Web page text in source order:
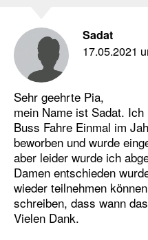
Sadat
17.05.2021
Sehr geehrte Pia,
mein Name ist Sadat.
Buss Fahre Einmal im
beworben und wurde
aber leider wurde ich
Damen entschieden
wieder teilnehmen
schreiben, dass wann
Vielen Dank.